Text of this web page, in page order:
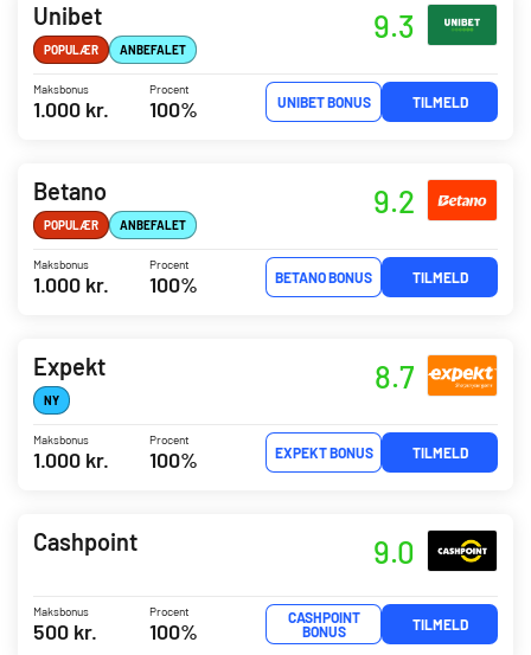
Unibet
POPULÆR ANBEFALET
9.3
Maksbonus
1.000 kr.
Procent
100% UNIBET BONUS TILMELD
Betano
POPULÆR ANBEFALET
9.2
Maksbonus
1.000 kr.
Procent
100% BETANO BONUS TILMELD
Expekt
NY
8.7
Maksbonus
1.000 kr.
Procent
100% EXPEKT BONUS TILMELD
Cashpoint 9.0
Maksbonus
500 kr.
Procent
100%
CASHPOINT
BONUS
TILMELD